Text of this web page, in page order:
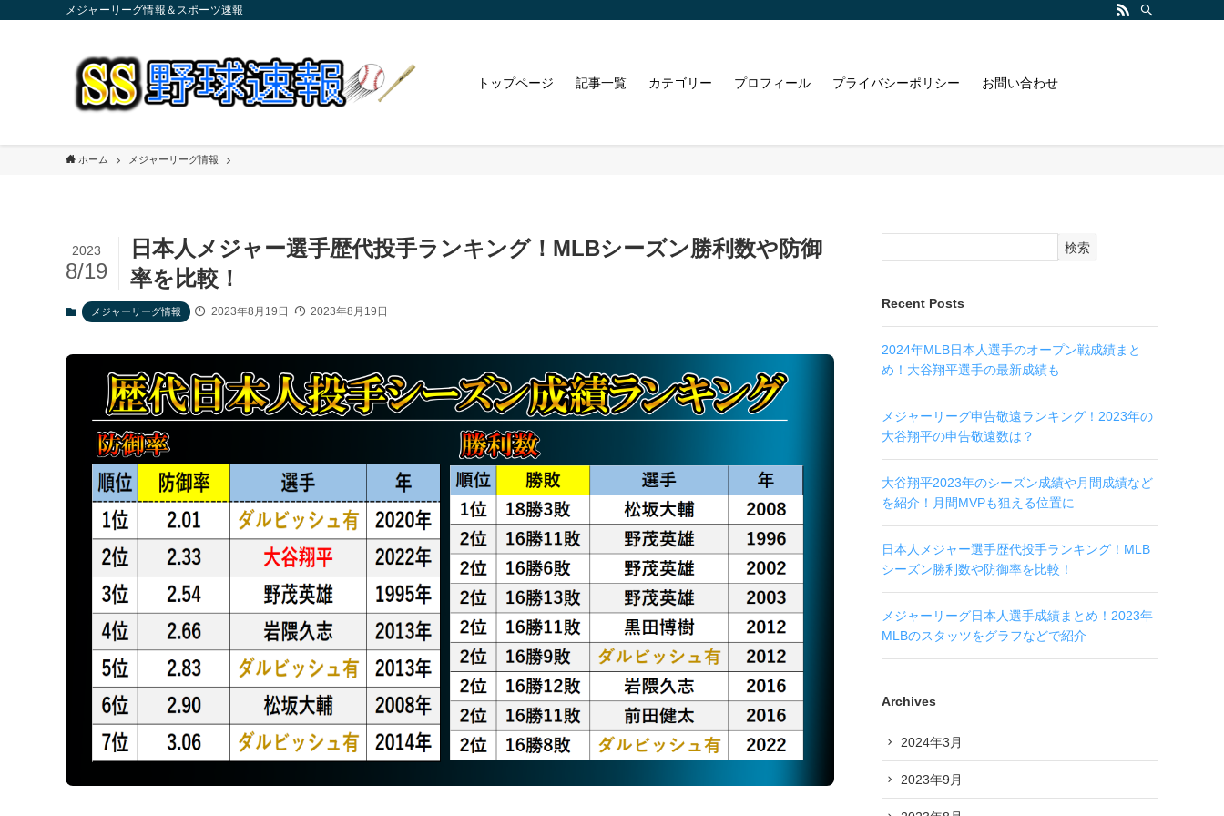
メジャーリーグ情報＆スポーツ速報
トップページ 記事一覧 カテゴリー プロフィール プライバシーポリシー お問い合わせ
ホーム メジャーリーグ情報
日本人メジャー選手歴代投手ランキング！MLBシーズン勝利数や防御
率を比較！
2023
8/19
メジャーリーグ情報 2023年8月19日 2023年8月19日
検索
Recent Posts
2024年MLB日本人選手のオープン戦成績まと
め！大谷翔平選手の最新成績も
メジャーリーグ申告敬遠ランキング！2023年の
大谷翔平の申告敬遠数は？
大谷翔平2023年のシーズン成績や月間成績など
を紹介！月間MVPも狙える位置に
日本人メジャー選手歴代投手ランキング！MLB
シーズン勝利数や防御率を比較！
メジャーリーグ日本人選手成績まとめ！2023年
MLBのスタッツをグラフなどで紹介
Archives
2024年3月
2023年9月